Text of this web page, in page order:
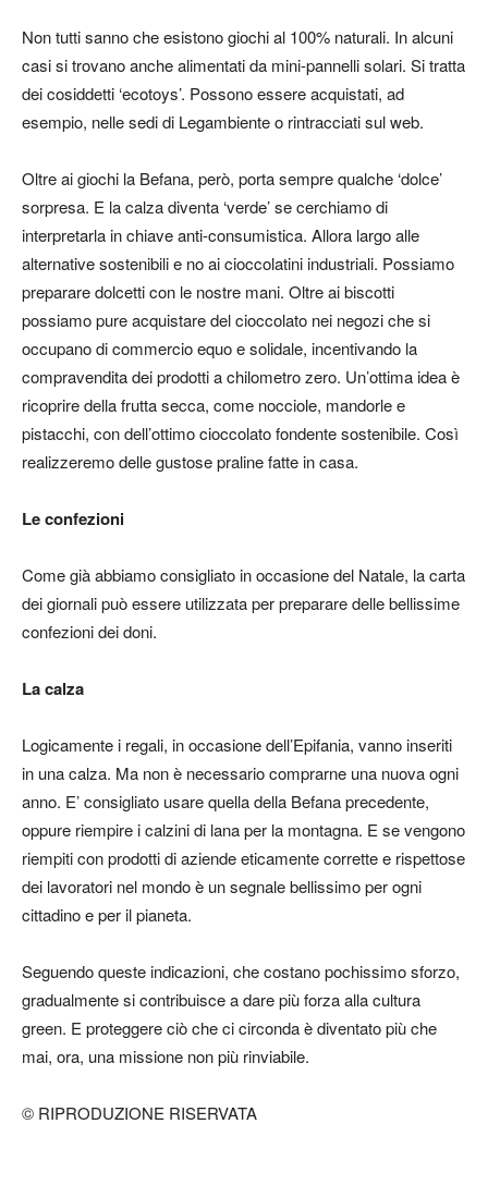
Non tutti sanno che esistono giochi al 100% naturali. In alcuni
casi si trovano anche alimentati da mini-pannelli solari. Si tratta
dei cosiddetti ‘ecotoys’. Possono essere acquistati, ad
esempio, nelle sedi di Legambiente o rintracciati sul web.
Oltre ai giochi la Befana, però, porta sempre qualche ‘dolce’
sorpresa. E la calza diventa ‘verde’ se cerchiamo di
interpretarla in chiave anti-consumistica. Allora largo alle
alternative sostenibili e no ai cioccolatini industriali. Possiamo
preparare dolcetti con le nostre mani. Oltre ai biscotti
possiamo pure acquistare del cioccolato nei negozi che si
occupano di commercio equo e solidale, incentivando la
compravendita dei prodotti a chilometro zero. Un’ottima idea è
ricoprire della frutta secca, come nocciole, mandorle e
pistacchi, con dell’ottimo cioccolato fondente sostenibile. Così
realizzeremo delle gustose praline fatte in casa.
Le confezioni
Come già abbiamo consigliato in occasione del Natale, la carta
dei giornali può essere utilizzata per preparare delle bellissime
confezioni dei doni.
La calza
Logicamente i regali, in occasione dell’Epifania, vanno inseriti
in una calza. Ma non è necessario comprarne una nuova ogni
anno. E’ consigliato usare quella della Befana precedente,
oppure riempire i calzini di lana per la montagna. E se vengono
riempiti con prodotti di aziende eticamente corrette e rispettose
dei lavoratori nel mondo è un segnale bellissimo per ogni
cittadino e per il pianeta.
Seguendo queste indicazioni, che costano pochissimo sforzo,
gradualmente si contribuisce a dare più forza alla cultura
green. E proteggere ciò che ci circonda è diventato più che
mai, ora, una missione non più rinviabile.
© RIPRODUZIONE RISERVATA